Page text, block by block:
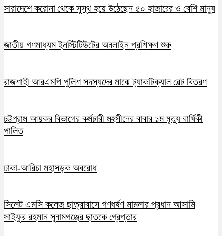
সারাদেশে করোনা থেকে সুস্থ হয়ে উঠেছেন ৫০ হাজারের ও বেশি মানুষ
জাতীয় গণমাধ্যম ইনস্টিটিউটের অনলাইন প্রশিক্ষণ শুরু
রাজশাহী আরএমপি পুলিশ সদস্যদের মাঝে ট্যাকটিক্যাল বেল্ট বিতরণ
চট্টগ্রাম আয়কর বিভাগের কর্মচারী মহসীনের বাবার ১ম মৃত্যু বার্ষিকী
পালিত
ঢাকা-আরিচা মহাসড়ক অবরোধ
সিলেট এমসি কলেজ ছাত্রাবাসে গণধর্ষণ মামলার প্রধান আসামি
সাইফুর রহমান সুনামগঞ্জের ছাতকে গ্রেপ্তার